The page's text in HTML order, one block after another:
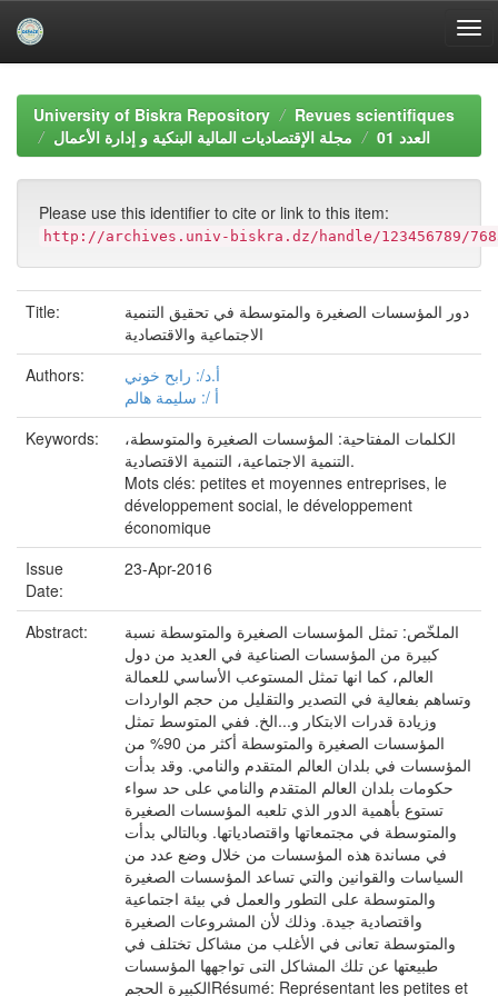
navigationUniversity of Biskra Repository
Revues scientifiques
مجلة الإقتصاديات المالية البنكية و إدارة الأعمال
العدد 01
Please use this identifier to cite or link to this item:
http://archives.univ-biskra.dz/handle/123456789/
Title:
دور المؤسسات الصغيرة والمتوسطة في تحقيق التنمية
الاجتماعية والاقتصادية
Authors:
أ.د/: رابح خوني
أ /: سليمة هالم
Keywords:
الكلمات المفتاحية: المؤسسات الصغيرة والمتوسطة،
التنمية الاجتماعية، التنمية الاقتصادية.
Mots clés: petites et moyennes entreprises, le
développement social, le développement
économique
Issue
Date:
23-Apr-2016
Abstract:
الملخّص: تمثل المؤسسات الصغيرة والمتوسطة نسبة
كبيرة من المؤسسات الصناعية في العديد من دول
العالم، كما انها تمثل المستوعب الأساسي للعمالة
وتساهم بفعالية في التصدير والتقليل من حجم الواردات
وزيادة قدرات الابتكار و...الخ. ففي المتوسط تمثل
المؤسسات الصغيرة والمتوسطة أكثر من 90% من
المؤسسات في بلدان العالم المتقدم والنامي. وقد بدأت
حكومات بلدان العالم المتقدم والنامي على حد سواء
تستوع بأهمية الدور الذي تلعبه المؤسسات الصغيرة
والمتوسطة في مجتمعاتها واقتصادياتها. وبالتالي بدأت
في مساندة هذه المؤسسات من خلال وضع عدد من
السياسات والقوانين والتي تساعد المؤسسات الصغيرة
والمتوسطة على التطور والعمل في بيئة اجتماعية
واقتصادية جيدة. وذلك لأن المشروعات الصغيرة
والمتوسطة تعانى في الأغلب من مشاكل تختلف في
طبيعتها عن تلك المشاكل التى تواجهها المؤسسات
الكبيرة الحجمRésumé: Représentant les petites et